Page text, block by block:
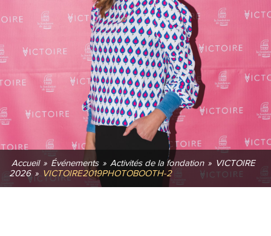
Accueil » Événements » Activités de la fondation » VICTOIRE
2026 » VICTOIRE2019PHOTOBOOTH-2